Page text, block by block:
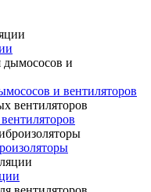
и вентиляторов